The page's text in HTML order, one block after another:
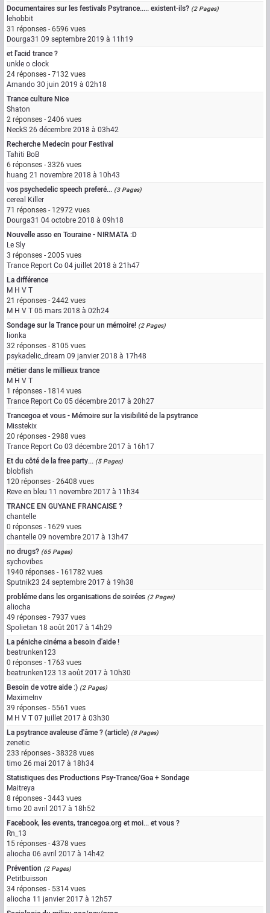
Documentaires sur les festivals Psytrance..... existent-ils? (2 Pages)
lehobbit
31 réponses - 6596 vues
Dourga31 09 septembre 2019 à 11h19
et l'acid trance ?
unkle o clock
24 réponses - 7132 vues
Arnando30 juin 2019 à 02h18
Trance culture Nice
Shaton
2 réponses - 2406 vues
NeckS26 décembre 2018 à 03h42
Recherche Medecin pour Festival
Tahiti BoB
6 réponses - 3326 vues
huang 21 novembre 2018 à 10h43
vos psychedelic speech preferé... (3 Pages)
cereal Killer
71 réponses - 12972 vues
Dourga31 04 octobre 2018 à 09h18
Nouvelle asso en Touraine - NIRMATA :D
Le Sly
3 réponses - 2005 vues
Trance Report Co04 juillet 2018 à 21h47
La différence
M H V T
21 réponses - 2442 vues
M H V T05 mars 2018 à 02h24
Sondage sur la Trance pour un mémoire! (2 Pages)
lionka
32 réponses - 8105 vues
psykadelic_dream 09 janvier 2018 à 17h48
métier dans le millieux trance
M H V T
1 réponses - 1814 vues
Trance Report Co05 décembre 2017 à 20h27
Trancegoa et vous - Mémoire sur la visibilité de la psytrance
Misstekix
20 réponses - 2988 vues
Trance Report Co03 décembre 2017 à 16h17
Et du côté de la free party... (5 Pages)
blobfish
120 réponses - 26408 vues
Reve en bleu 11 novembre 2017 à 11h34
TRANCE EN GUYANE FRANCAISE ?
chantelle
0 réponses - 1629 vues
chantelle09 novembre 2017 à 13h47
no drugs? (65 Pages)
sychovibes
1940 réponses - 161782 vues
Sputnik23 24 septembre 2017 à 19h38
probléme dans les organisations de soirées (2 Pages)
aliocha
49 réponses - 7937 vues
Spolietan 18 août 2017 à 14h29
La péniche cinéma a besoin d'aide !
beatrunken123
0 réponses - 1763 vues
beatrunken123 13 août 2017 à 10h30
Besoin de votre aide :) (2 Pages)
MaximeInv
39 réponses - 5561 vues
M H V T07 juillet 2017 à 03h30
La psytrance avaleuse d'âme ? (article) (8 Pages)
zenetic
233 réponses - 38328 vues
timo26 mai 2017 à 18h34
Statistiques des Productions Psy-Trance/Goa + Sondage
Maitreya
8 réponses - 3443 vues
timo20 avril 2017 à 18h52
Facebook, les events, trancegoa.org et moi... et vous ?
Rn_13
15 réponses - 4378 vues
aliocha 06 avril 2017 à 14h42
Prévention (2 Pages)
Petitbuisson
34 réponses - 5314 vues
aliocha 11 janvier 2017 à 12h57